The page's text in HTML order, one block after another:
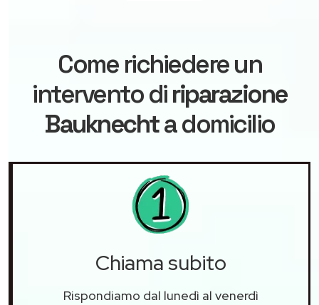
Come richiedere un
intervento diriparazione
Bauknechta domicilio
Chiama subito
Rispondiamo dal lunedì al venerdì